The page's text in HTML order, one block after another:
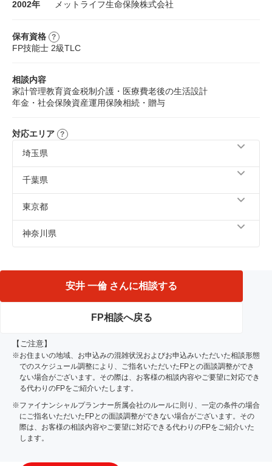
2002年 メットライフ生命保険株式会社
保有資格
FP技能士 2級TLC
相談内容
家計管理教育資金税制介護・医療費老後の生活設計
年金・社会保険資産運用保険相続・贈与
対応エリア
埼玉県
川越市、さいたま市、越谷市、所沢市、三郷市、東松山
市、富士見市、朝霞市、志木市、和光市、ふじみ野市、川
口市、上尾市、蕨市、戸田市、春日部市、草加市、狭山
千葉県
柏市、船橋市、野田市、松戸市、流山市、我孫子市、鎌ケ
谷市、市川市、千葉市、習志野市、八千代市、浦安市、四
街道市、市原市、白井市
東京都
立川市、小平市、新宿区、中央区、品川区、板橋区、渋谷
区、世田谷区、中野区、杉並区、練馬区、江東区、台東
区、大田区、豊島区、文京区、北区、荒川区、足立区、三
鷹市、調布市、府中市、小金井市、国分寺市、国立市、西
東京市、東村山市、武蔵野市、東久留米市
神奈川県
安井 一倫 さんに相談する
FP相談へ戻る
【ご注意】
※お住まいの地域、お申込みの混雑状況およびお申込みいただいた相談形態
でのスケジュール調整により、ご指名いただいたFPとの面談調整ができ
ない場合がございます。その際は、お客様の相談内容やご要望に対応でき
る代わりのFPをご紹介いたします。
※ファイナンシャルプランナー所属会社のルールに則り、一定の条件の場合
にご指名いただいたFPとの面談調整ができない場合がございます。その
際は、お客様の相談内容やご要望に対応できる代わりのFPをご紹介いた
します。